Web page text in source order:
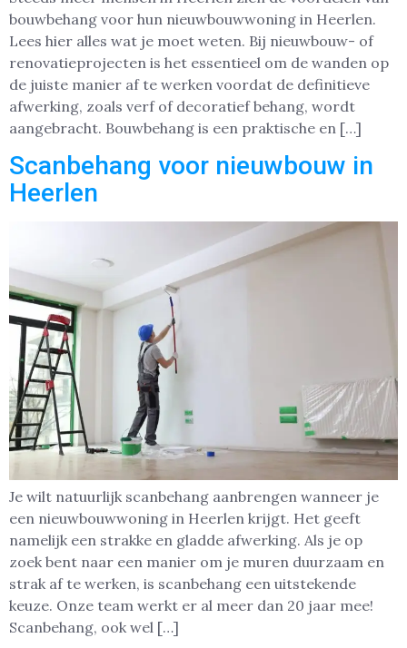
bouwbehang voor hun nieuwbouwwoning in Heerlen.
Lees hier alles wat je moet weten. Bij nieuwbouw- of
renovatieprojecten is het essentieel om de wanden op
de juiste manier af te werken voordat de definitieve
afwerking, zoals verf of decoratief behang, wordt
aangebracht. Bouwbehang is een praktische en […]
Scanbehang voor nieuwbouw in
Heerlen
Je wilt natuurlijk scanbehang aanbrengen wanneer je
een nieuwbouwwoning in Heerlen krijgt. Het geeft
namelijk een strakke en gladde afwerking. Als je op
zoek bent naar een manier om je muren duurzaam en
strak af te werken, is scanbehang een uitstekende
keuze. Onze team werkt er al meer dan 20 jaar mee!
Scanbehang, ook wel […]